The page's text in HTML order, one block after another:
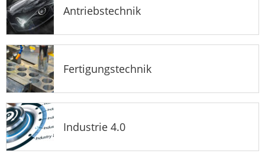
Antriebstechnik
Fertigungstechnik
Industrie 4.0